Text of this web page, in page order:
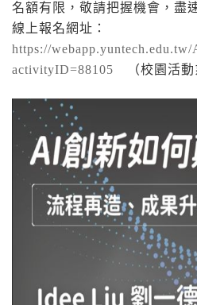
名額有限，敬請把握機會，盡
線上報名網址：
https://
activityID=88105 （校園活動